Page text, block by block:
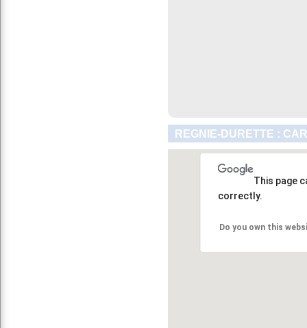
REGNIE-DURETTE :
This page
correctly.
Do you own this